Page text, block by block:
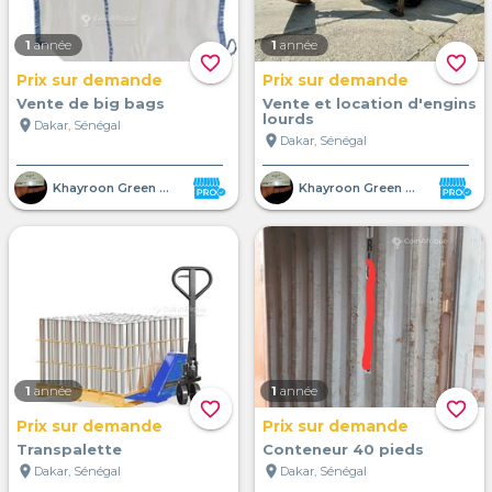
favorite_border
1 année
Prix sur demande
Vente de big bags
location_on Dakar, Sénégal
Khayroon Green Shelter SUARL
favorite_border
1 année
Prix sur demande
Vente et location d'engins
lourds
location_on Dakar, Sénégal
Khayroon Green Shelter SUARL
favorite_border
1 année
Prix sur demande
Transpalette
location_on Dakar, Sénégal
favorite_border
1 année
Prix sur demande
Conteneur 40 pieds
location_on Dakar, Sénégal